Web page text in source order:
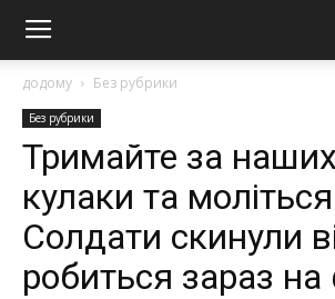
додому Без рубрики
Без рубрики
Тримайте за
кулаки та
Солдати скинули
робиться зараз на